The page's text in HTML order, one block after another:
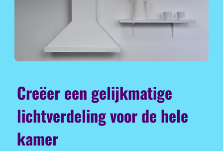
Creëer een gelijkmatige
lichtverdeling voor de hele
kamer